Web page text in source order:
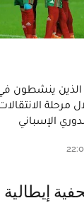
الذين ينشطون في
مرحلة
الإسباني